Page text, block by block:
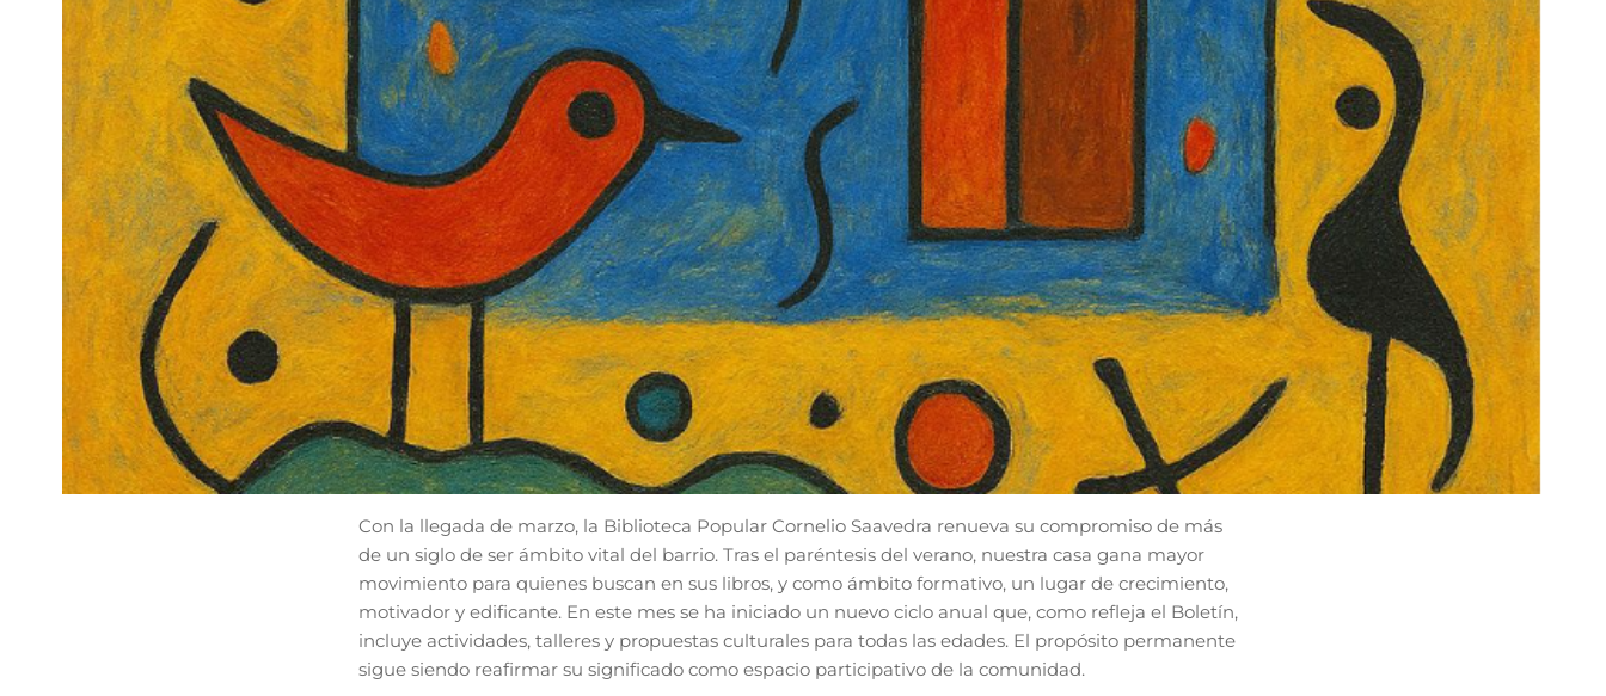
Con la llegada de marzo, la Biblioteca Popular Cornelio Saavedra renueva su compromiso de más
de un siglo de ser ámbito vital del barrio. Tras el paréntesis del verano, nuestra casa gana mayor
movimiento para quienes buscan en sus libros, y como ámbito formativo, un lugar de crecimiento,
motivador y edificante. En este mes se ha iniciado un nuevo ciclo anual que, como refleja el Boletín,
incluye actividades, talleres y propuestas culturales para todas las edades. El propósito permanente
sigue siendo reafirmar su significado como espacio participativo de la comunidad.